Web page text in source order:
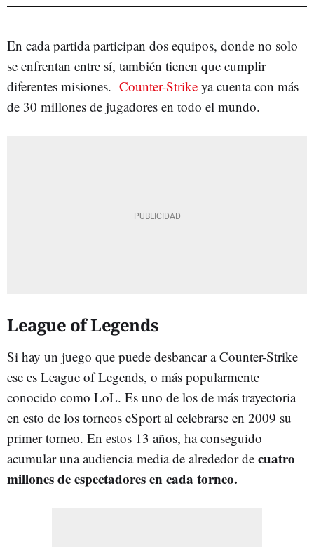
En cada partida participan dos equipos, donde no solo
se enfrentan entre sí, también tienen que cumplir
diferentes misiones. Counter-Strike ya cuenta con más
de 30 millones de jugadores en todo el mundo.
League of Legends
Si hay un juego que puede desbancar a Counter-Strike
ese es League of Legends, o más popularmente
conocido como LoL. Es uno de los de más trayectoria
en esto de los torneos eSport al celebrarse en 2009 su
primer torneo. En estos 13 años, ha conseguido
acumular una audiencia media de alrededor de cuatro
millones de espectadores en cada torneo.